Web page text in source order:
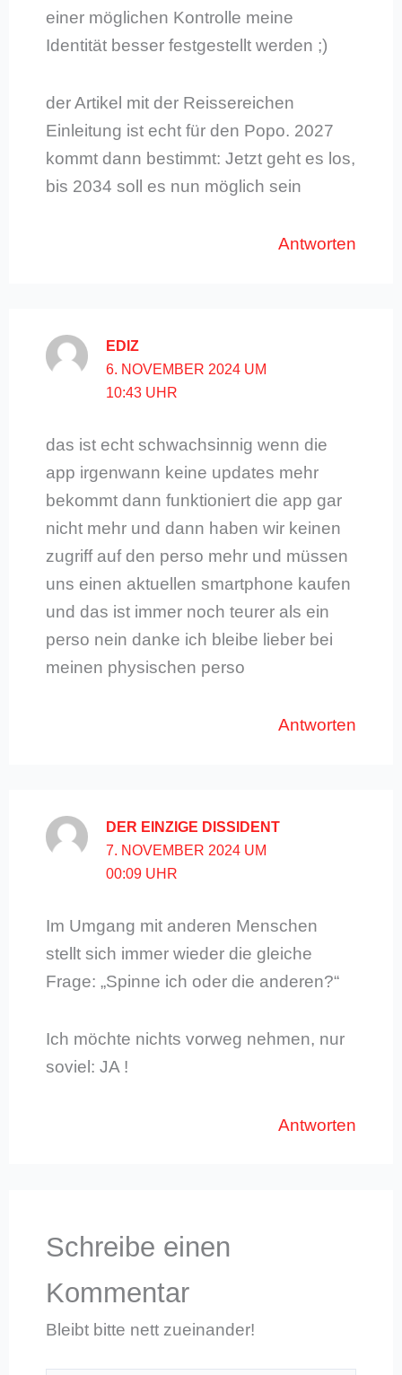
einer möglichen Kontrolle meine
Identität besser festgestellt werden ;)
der Artikel mit der Reissereichen
Einleitung ist echt für den Popo. 2027
kommt dann bestimmt: Jetzt geht es los,
bis 2034 soll es nun möglich sein
Antworten
EDIZ
6. NOVEMBER 2024 UM
10:43 UHR
das ist echt schwachsinnig wenn die
app irgenwann keine updates mehr
bekommt dann funktioniert die app gar
nicht mehr und dann haben wir keinen
zugriff auf den perso mehr und müssen
uns einen aktuellen smartphone kaufen
und das ist immer noch teurer als ein
perso nein danke ich bleibe lieber bei
meinen physischen perso
Antworten
DER EINZIGE DISSIDENT
7. NOVEMBER 2024 UM
00:09 UHR
Im Umgang mit anderen Menschen
stellt sich immer wieder die gleiche
Frage: „Spinne ich oder die anderen?“
Ich möchte nichts vorweg nehmen, nur
soviel: JA !
Antworten
Schreibe einen
Kommentar
Bleibt bitte nett zueinander!